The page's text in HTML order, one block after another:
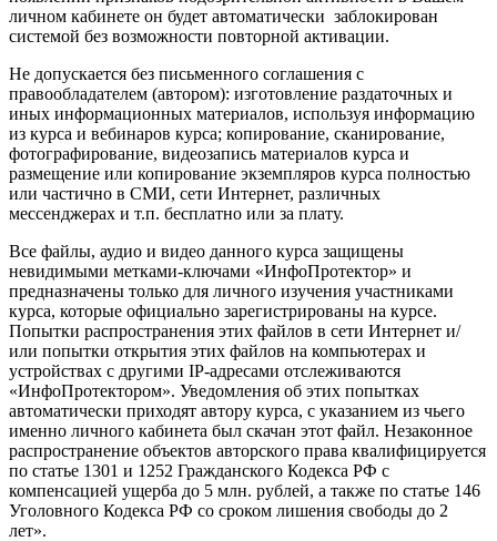
личном кабинете он будет автоматически заблокирован
системой без возможности повторной активации.
Не допускается без письменного соглашения с
правообладателем (автором): изготовление раздаточных и
иных информационных материалов, используя информацию
из курса и вебинаров курса; копирование, сканирование,
фотографирование, видеозапись материалов курса и
размещение или копирование экземпляров курса полностью
или частично в СМИ, сети Интернет, различных
мессенджерах и т.п. бесплатно или за плату.
Все файлы, аудио и видео данного курса защищены
невидимыми метками-ключами «ИнфоПротектор» и
предназначены только для личного изучения участниками
курса, которые официально зарегистрированы на курсе.
Попытки распространения этих файлов в сети Интернет и/
или попытки открытия этих файлов на компьютерах и
устройствах с другими IP-адресами отслеживаются
«ИнфоПротектором». Уведомления об этих попытках
автоматически приходят автору курса, с указанием из чьего
именно личного кабинета был скачан этот файл. Незаконное
распространение объектов авторского права квалифицируется
по статье 1301 и 1252 Гражданского Кодекса РФ с
компенсацией ущерба до 5 млн. рублей, а также по статье 146
Уголовного Кодекса РФ со сроком лишения свободы до 2
лет».